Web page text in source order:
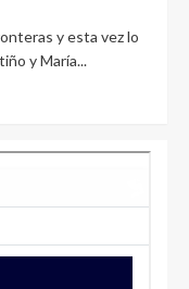
y esta vez lo
y María...